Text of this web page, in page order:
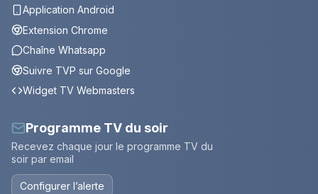
Application Android
Extension Chrome
Chaîne Whatsapp
Suivre TVP sur Google
Widget TV Webmasters
Programme TV du soir
Recevez chaque jour le programme TV du
soir par email
Configurer l’alerte